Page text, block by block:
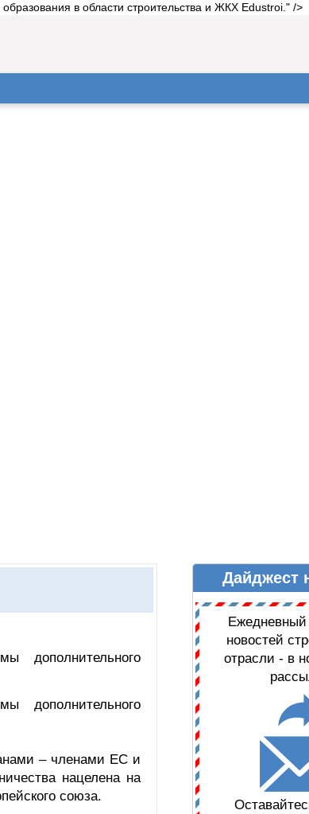
в области строительства и ЖКХ Edustroi." />
ДАЙДЖЕСТ НОВОСТЕЙ
дополнительного
дополнительного
– членами ЕС и
нацелена на
союза.
Дайджест
новостей
отрасли - в